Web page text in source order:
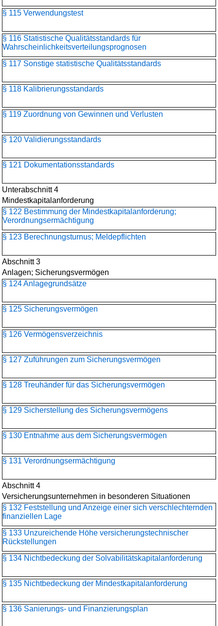
§ 115 Verwendungstest
§ 116 Statistische Qualitätsstandards für
Wahrscheinlichkeitsverteilungs­prognosen
§ 117 Sonstige statistische Qualitätsstandards
§ 118 Kalibrierungsstandards
§ 119 Zuordnung von Gewinnen und Verlusten
§ 120 Validierungsstandards
§ 121 Dokumentationsstandards
Unterabschnitt 4
Mindestkapitalanforderung
§ 122 Bestimmung der Mindestkapitalanforderung;
Verordnungsermächtigung
§ 123 Berechnungsturnus; Meldepflichten
Abschnitt 3
Anlagen; Sicherungsvermögen
§ 124 Anlagegrundsätze
§ 125 Sicherungsvermögen
§ 126 Vermögensverzeichnis
§ 127 Zuführungen zum Sicherungsvermögen
§ 128 Treuhänder für das Sicherungsvermögen
§ 129 Sicherstellung des Sicherungsvermögens
§ 130 Entnahme aus dem Sicherungsvermögen
§ 131 Verordnungsermächtigung
Abschnitt 4
Versicherungsunternehmen in besonderen Situationen
§ 132 Feststellung und Anzeige einer sich verschlechternden
finanziellen Lage
§ 133 Unzureichende Höhe versicherungstechnischer
Rückstellungen
§ 134 Nichtbedeckung der Solvabilitätskapitalanforderung
§ 135 Nichtbedeckung der Mindestkapitalanforderung
§ 136 Sanierungs- und Finanzierungsplan